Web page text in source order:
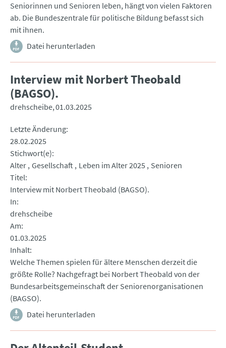
Seniorinnen und Senioren leben, hängt von vielen Faktoren
ab. Die Bundeszentrale für politische Bildung befasst sich
mit ihnen.
Datei herunterladen
Interview mit Norbert Theobald
(BAGSO).
drehscheibe 01.03.2025
Letzte Änderung
28.02.2025
Stichwort(e)
Alter Gesellschaft Leben im Alter 2025
Senioren
Titel
Interview mit Norbert Theobald (BAGSO).
In
drehscheibe
Am
01.03.2025
Inhalt
Welche Themen spielen für ältere Menschen derzeit die
größte Rolle? Nachgefragt bei Norbert Theobald von der
Bundesarbeitsgemeinschaft der Seniorenorganisationen
(BAGSO).
Datei herunterladen